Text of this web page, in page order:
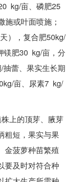
kg/亩、磷肥25
或叶面喷施；
），复合肥50kg/
镁肥30 kg/亩，分
蕾、果实生长期
亩、尿素7 kg/
上的顶芽、腋芽
粗短，果实与果
金菠萝种苗繁殖
要及时对符合种